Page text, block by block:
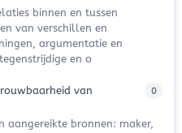
binnen en tussen
van verschillen en
argumentatie en
en o
van
0
aangereikte bronnen: maker,